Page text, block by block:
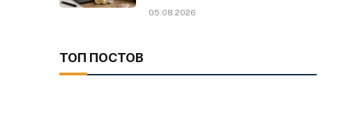
05.08.2026
ТОП ПОСТОВ